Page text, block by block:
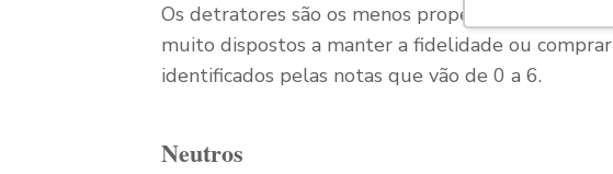
Os detratores são os menos propensos a
muito dispostos a manter a fidelidade ou
identificados pelas notas que vão de 0 a 6.
Neutros